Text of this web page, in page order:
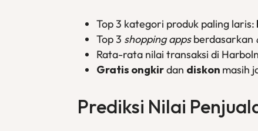
Top 3 kategori produk paling laris:
Top 3 shopping appsberdasarkan
Rata-rata nilai transaksi di
Gratis ongkirdan diskon masih
Prediksi Nilai